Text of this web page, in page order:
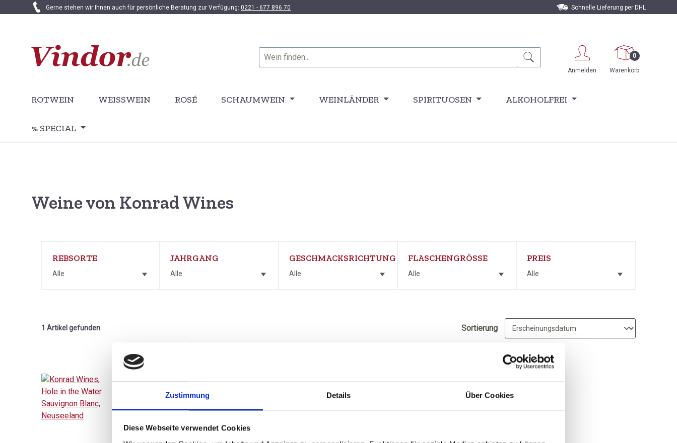
Zustimmung Details Über Cookies
Diese Webseite verwendet Cookies
Hauptinhalt springen
Zur Suche springen
Zur Hauptnavigation springen
Gerne stehen wir Ihnen auch für persönliche Beratung zur Verfügung: 0221 - 677 896 70 Schnelle Lieferung per DHL
Anmelden
0
Warenkorb
ROTWEIN WEISSWEIN ROSÉ SCHAUMWEIN WEINLÄNDER SPIRITUOSEN ALKOHOLFREI
% SPECIAL
Weine von Konrad Wines
REBSORTE
Alle
JAHRGANG
Alle
GESCHMACKSRICHTUNG
Alle
FLASCHENGRÖSSE
Alle
PREIS
Alle
1 Artikel gefunden Sortierung
the Water Sauvignon
Blanc, Neuseeland